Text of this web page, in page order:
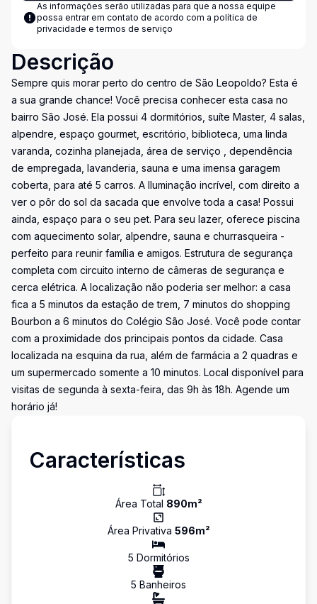
As informações serão utilizadas para que a nossa equipe
possa entrar em contato de acordo com a política de
privacidade e termos de serviço
Descrição
Sempre quis morar perto do centro de São Leopoldo? Esta é
a sua grande chance! Você precisa conhecer esta casa no
bairro São José. Ela possui 4 dormitórios, suíte Master, 4 salas,
alpendre, espaço gourmet, escritório, biblioteca, uma linda
varanda, cozinha planejada, área de serviço , dependência
de empregada, lavanderia, sauna e uma imensa garagem
coberta, para até 5 carros. A Iluminação incrível, com direito a
ver o pôr do sol da sacada que envolve toda a casa! Possui
ainda, espaço para o seu pet. Para seu lazer, oferece piscina
com aquecimento solar, alpendre, sauna e churrasqueira -
perfeito para reunir família e amigos. Estrutura de segurança
completa com circuito interno de câmeras de segurança e
cerca elétrica. A localização não poderia ser melhor: a casa
fica a 5 minutos da estação de trem, 7 minutos do shopping
Bourbon a 6 minutos do Colégio São José. Você pode contar
com a proximidade dos principais pontos da cidade. Casa
localizada na esquina da rua, além de farmácia a 2 quadras e
um supermercado somente a 10 minutos. Local disponível para
visitas de segunda à sexta-feira, das 9h às 18h. Agende um
horário já!
Características
Área Total 890m²
Área Privativa 596m²
5 Dormitórios
5 Banheiros